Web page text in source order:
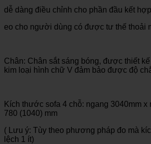
dễ dàng điều chỉnh cho phần đầu kết
eo cho người dùng có được tư thế thoải
Chân: Chân sắt sáng bóng, được thiết
kim loại hình chữ V đảm bảo được độ
Kích thước sofa 4 chỗ: ngang 3040mm x
780 (1040) mm
( Lưu ý: Tùy theo phương pháp đo mà
lệch 1 ít)